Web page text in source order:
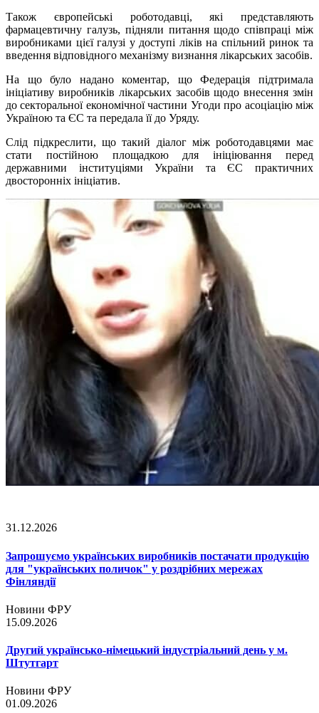
Також європейські роботодавці, які представляють
фармацевтичну галузь, підняли питання щодо співпраці між
виробниками цієї галузі у доступі ліків на спільний ринок та
введення відповідного механізму визнання лікарських засобів.
На що було надано коментар, що Федерація підтримала
ініціативу виробників лікарських засобів щодо внесення змін
до секторальної економічної частини Угоди про асоціацію між
Україною та ЄС та передала її до Уряду.
Слід підкреслити, що такий діалог між роботодавцями має
стати постійною площадкою для ініціювання перед
державними інституціями України та ЄС практичних
двосторонніх ініціатив.
31.12.2026
Запрошуємо українських виробників постачати продукцію
для "українських поличок" у роздрібних мережах
Фінляндії
Новини ФРУ
15.09.2026
Другий українсько-німецький індустріальний день у м.
Штутгарт
Новини ФРУ
01.09.2026